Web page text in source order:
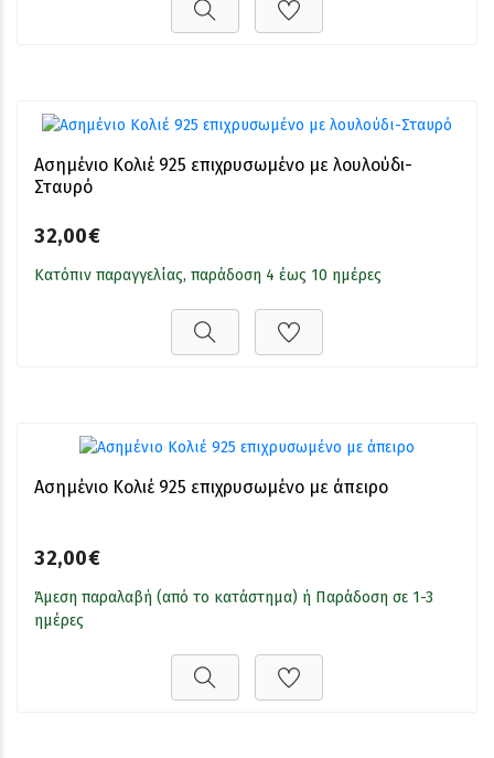
Ασημένιο Κολιέ 925 επιχρυσωμένο με λουλούδι-
Σταυρό
32,00€
Κατόπιν παραγγελίας, παράδοση 4 έως 10 ημέρες
Ασημένιο Κολιέ 925 επιχρυσωμένο με άπειρο
32,00€
Άμεση παραλαβή (από το κατάστημα) ή Παράδοση σε 1-3
ημέρες